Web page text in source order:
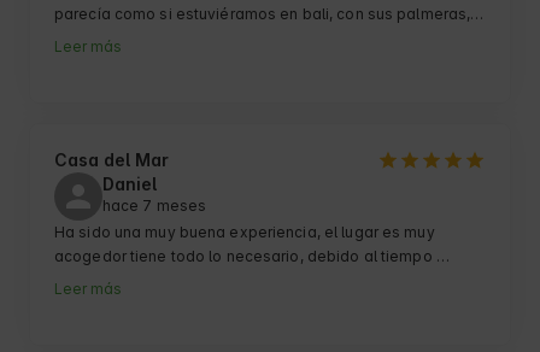
parecía como si estuviéramos en bali, con sus palmeras,
el propietario nos regalo una botella de vino
Leer más
Casa del Mar
Daniel
hace 7 meses
Ha sido una muy buena experiencia, el lugar es muy
acogedor tiene todo lo necesario, debido al tiempo
hemos disfrutado mucho de la estufa, y tambien hemos
Leer más